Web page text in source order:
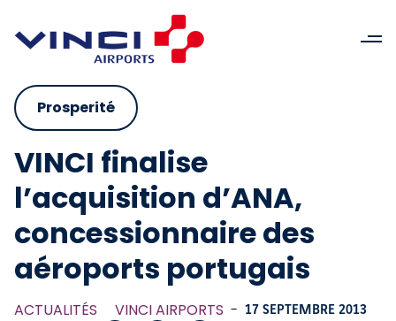
Prosperité
VINCI finalise
l’acquisition d’ANA,
concessionnaire des
aéroports portugais
ACTUALITÉS VINCI AIRPORTS - 17 SEPTEMBRE 2013